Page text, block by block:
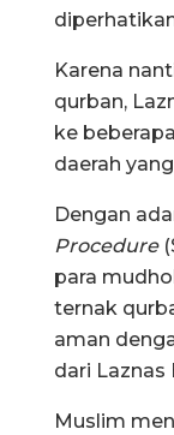
Karena
qurban,
ke
daerah
Dengan
Procedure
para
ternak
aman
dari Laznas
Muslim